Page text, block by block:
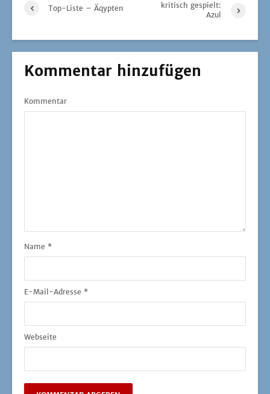
Top-Liste – Äqypten
kritisch gespielt:
Azul
Kommentar hinzufügen
Kommentar
Name *
E-Mail-Adresse *
Webseite